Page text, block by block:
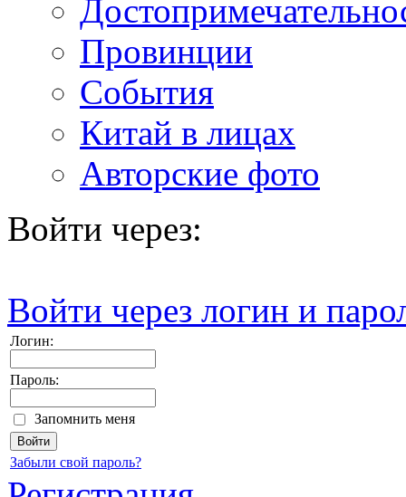
Провинции
События
Китай в лицах
Авторские фото
Войти через:
Войти через логин и
Логин:
Пароль:
Запомнить меня
Забыли свой пароль?